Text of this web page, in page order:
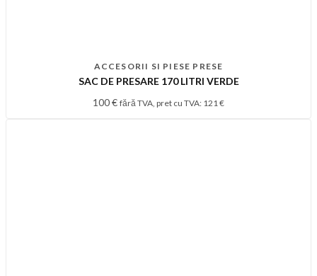
ACCESORII SI PIESE PRESE
SAC DE PRESARE 170 LITRI VERDE
100€ fără TVA, pret cu TVA: 121 €